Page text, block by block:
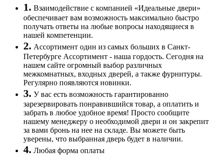
1. Взаимодействие с компанией «Идеальные двери»
обеспечивает вам возможность максимально быстро
получать ответы на любые вопросы находящиеся в
нашей компетенции.
2. Ассортимент один из самых больших в Санкт-
Петербурге Ассортимент - наша гордость. Сегодня на
нашем сайте огромный выбор различных
межкомнатных, входных дверей, а также фурнитуры.
Регулярно появляются новинки.
3. У вас есть возможность гарантированно
зарезервировать понравившийся товар, а оплатить и
забрать в любое удобное время! Просто сообщите
нашему менеджеру о необходимой двери и он закрепит
за вами бронь на нее на складе. Вы можете быть
уверены, что выбранная дверь будет в наличии.
4. Любая форма оплаты